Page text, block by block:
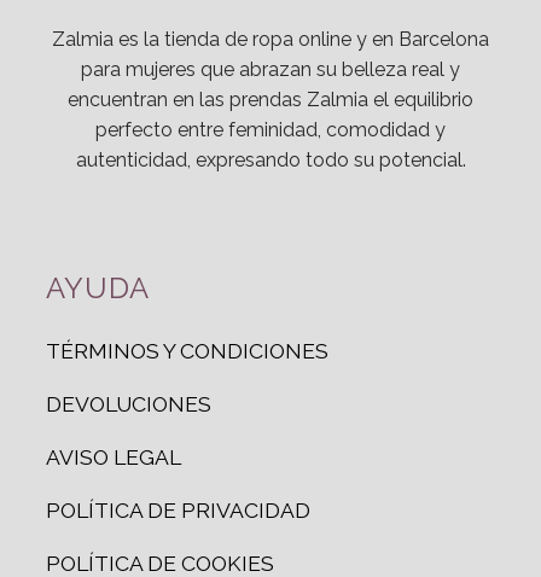
Zalmia es la tienda de ropa online y en Barcelona
para mujeres que abrazan su belleza real y
encuentran en las prendas Zalmia el equilibrio
perfecto entre feminidad, comodidad y
autenticidad, expresando todo su potencial.
AYUDA
TÉRMINOS Y CONDICIONES
DEVOLUCIONES
AVISO LEGAL
POLÍTICA DE PRIVACIDAD
POLÍTICA DE COOKIES